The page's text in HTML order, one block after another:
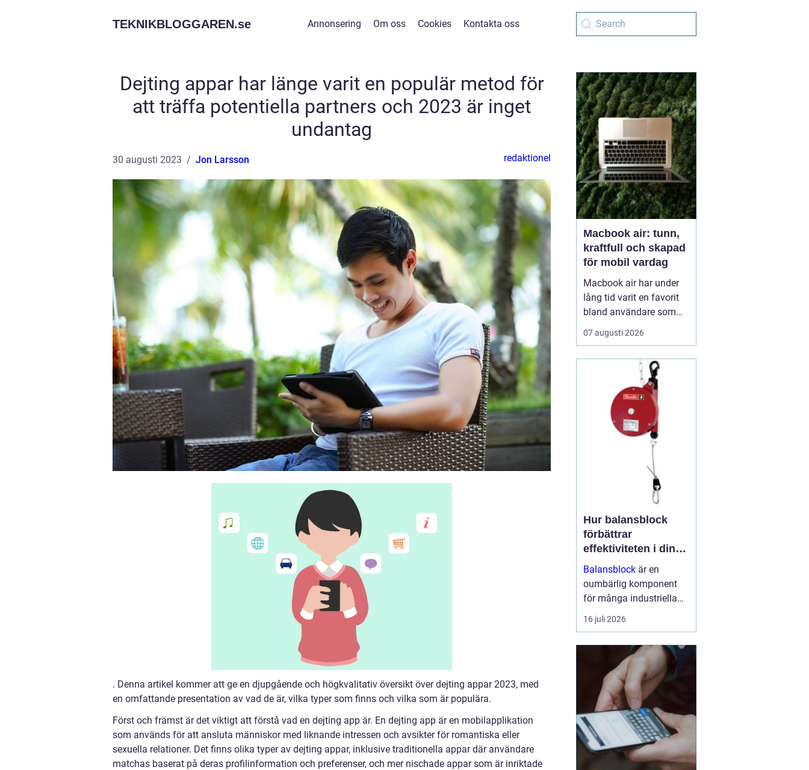
TEKNIKBLOGGAREN.se Annonsering Om oss Cookies Kontakta oss
Dejting appar har länge varit en populär metod för
att träffa potentiella partners och 2023 är inget
undantag
30 augusti 2023 Jon Larsson redaktionel
. Denna artikel kommer att ge en djupgående och högkvalitativ översikt över dejting appar 2023, med
en omfattande presentation av vad de är, vilka typer som finns och vilka som är populära.
Först och främst är det viktigt att förstå vad en dejting app är. En dejting app är en mobilapplikation
som används för att ansluta människor med liknande intressen och avsikter för romantiska eller
sexuella relationer. Det finns olika typer av dejting appar, inklusive traditionella appar där användare
matchas baserat på deras profilinformation och preferenser, och mer nischade appar som är inriktade
Macbook air: tunn,
kraftfull och skapad
för mobil vardag
Macbook air har under
lång tid varit en favorit
bland användare som
vill ha en lätt, smidig och
ändå kraftfull dator för
generationen har apple
tagit steget ännu längre
med sina
egenutvecklade m2, m3,
07 augusti 2026
Hur balansblock
förbättrar
effektiviteten i din
arbetsmiljö
Balansblock är en
oumbärlig komponent
för många industriella
och hantverksrelaterade
miljöer. De hjälper till att
16 juli 2026